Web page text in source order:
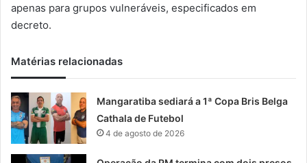
apenas para grupos vulneráveis, especificados em
decreto.
Matérias relacionadas
Mangaratiba sediará a 1ª Copa Bris Belga
Cathala de Futebol
4 de agosto de 2026